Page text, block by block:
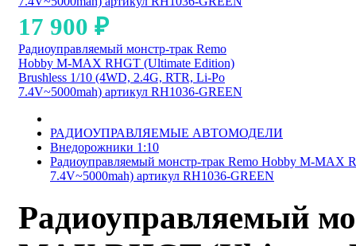
17 900 ₽
Радиоуправляемый монстр-трак Remo
Hobby M-MAX RHGT (Ultimate Edition)
Brushless 1/10 (4WD, 2.4G, RTR, Li-Po
7.4V~5000mah) артикул RH1036-GREEN
РАДИОУПРАВЛЯЕМЫЕ АВТОМОДЕЛИ
Внедорожники 1:10
Радиоуправляемый монстр-трак Remo Hobby M-MAX
7.4V~5000mah) артикул RH1036-GREEN
Радиоуправляемый